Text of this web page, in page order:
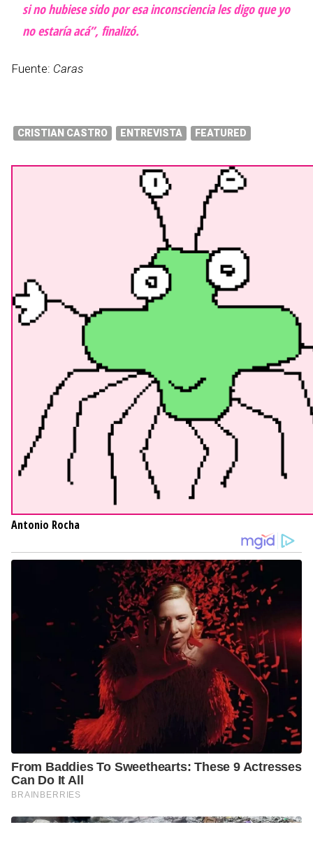
si no hubiese sido por esa inconsciencia les digo que yo
no estaría acá”, finalizó.
Fuente: Caras
CRISTIAN CASTRO ENTREVISTA FEATURED
Antonio Rocha